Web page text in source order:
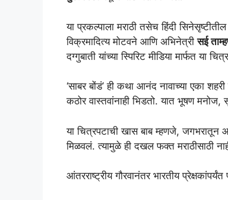
या प्रकल्पाला मराठी तसेच हिंदी
विक्रमादित्य मोटवने आणि अभिनेत्रीसई
दग्गुबाती यांच्या स्पिरिट मीडिया मार्फत या
‘साबर बोंडं’ ही कथा आनंद नावाच्या एका
कठोर वास्तवांनाही भिडतो. यात भूषण
या चित्रपटाची खास बाब म्हणजे, जगभरातून
मिळवलं. त्यामुळे ही दखल फक्त मराठीसाठी
आंतरराष्ट्रीय गौरवानंतर भारतीय